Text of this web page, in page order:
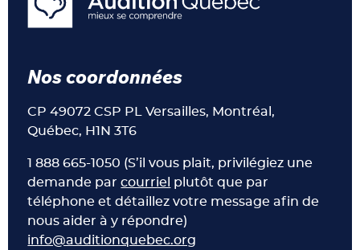
Nos coordonnées
CP 49072 CSP PL Versailles, Montréal,
Québec, H1N 3T6
1 888 665-1050 (S’il vous plait, privilégiez une
demande parcourriel plutôt que par
téléphone et détaillez votre message afin de
nous aider à y répondre)
info@auditionquebec.org